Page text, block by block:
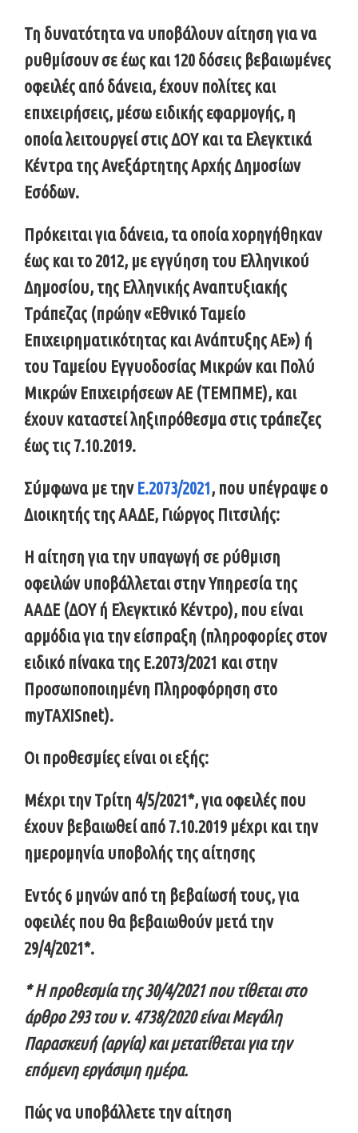
Τη δυνατότητα να υποβάλουναίτηση για να
ρυθμίσουν σε έως και 120 δόσεις βεβαιωμένες
οφειλές από δάνεια, έχουν πολίτες και
επιχειρήσεις, μέσω ειδικής εφαρμογής, η
οποία λειτουργεί στις ΔΟΥ και τα Ελεγκτικά
Κέντρα της Ανεξάρτητης Αρχής Δημοσίων
Εσόδων.
Πρόκειται για δάνεια, τα οποία χορηγήθηκαν
έως και το 2012, με εγγύηση του Ελληνικού
Δημοσίου, της Ελληνικής Αναπτυξιακής
Τράπεζας (πρώην «Εθνικό Ταμείο
Επιχειρηματικότητας και Ανάπτυξης ΑΕ») ή
του Ταμείου Εγγυοδοσίας Μικρών και Πολύ
Μικρών Επιχειρήσεων ΑΕ (ΤΕΜΠΜΕ), και
έχουν καταστεί ληξιπρόθεσμα στις τράπεζες
έως τις 7.10.2019.
Σύμφωνα με την Ε.2073/2021, που υπέγραψε ο
Διοικητής της ΑΑΔΕ, Γιώργος Πιτσιλής:
Η αίτηση για την υπαγωγή σε ρύθμιση
οφειλών υποβάλλεται στην Υπηρεσία της
ΑΑΔΕ (ΔΟΥ ή Ελεγκτικό Κέντρο), που είναι
αρμόδια για την είσπραξη (πληροφορίες στον
ειδικό πίνακα της Ε.2073/2021 και στην
Προσωποποιημένη Πληροφόρηση στο
myTAXISnet).
Οι προθεσμίες είναι οι εξής:
Μέχρι τηνΤρίτη 4/5/2021*, για οφειλές που
έχουν βεβαιωθεί από 7.10.2019 μέχρι και την
ημερομηνία υποβολής της αίτησης
Εντός 6 μηνών από τη βεβαίωσή τους, για
οφειλές που θα βεβαιωθούν μετά την
29/4/2021*.
* Η προθεσμίατης 30/4/2021που τίθεται στο
άρθρο 293 του ν. 4738/2020 είναι Μεγάλη
Παρασκευή (αργία) και μετατίθεται για την
επόμενη εργάσιμη ημέρα.
Πώς να υποβάλλετε την αίτηση